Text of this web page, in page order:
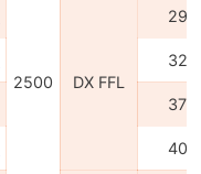
2500 DX FFL